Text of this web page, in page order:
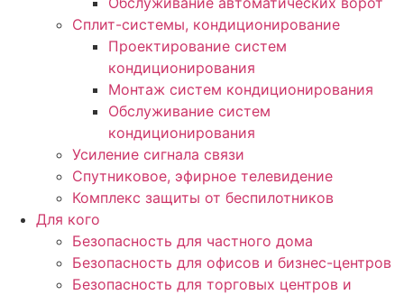
Сплит-системы, кондиционирование
Проектирование систем
кондиционирования
Монтаж систем кондиционирования
Обслуживание систем
кондиционирования
Усиление сигнала связи
Спутниковое, эфирное телевидение
Комплекс защиты от беспилотников
Для кого
Безопасность для частного дома
Безопасность для офисов и бизнес-центров
Безопасность для торговых центров и